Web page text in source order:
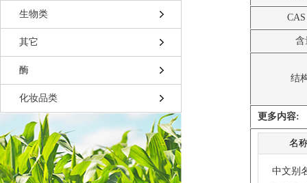
生物类
其它
酶
化妆品类
含
结
更多内容:
名
中文别